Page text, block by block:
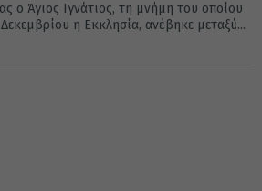
ο Άγιος Ιγνάτιος, τη μνήμη του οποίου
η Εκκλησία, ανέβηκε μεταξύ...